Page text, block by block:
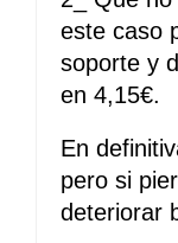
este caso
soporte y
en 4,15€.
En
pero si
deteriorar